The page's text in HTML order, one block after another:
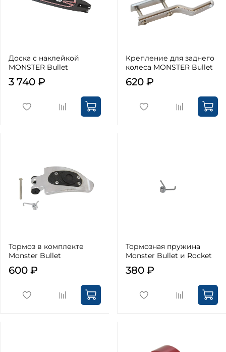
Доска с наклейкой
MONSTER Bullet
3 740 ₽
Крепление для заднего
колеса MONSTER Bullet
620 ₽
Тормоз в комплекте
Monster Bullet
600 ₽
Тормозная пружина
Monster Bullet и Rocket
380 ₽